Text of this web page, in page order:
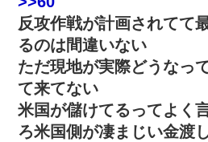
反攻作戦が計画されてて
るのは間違いない
ただ現地が実際どうなっ
て来てない
米国が儲けてるってよく
ろ米国側が凄まじい金渡